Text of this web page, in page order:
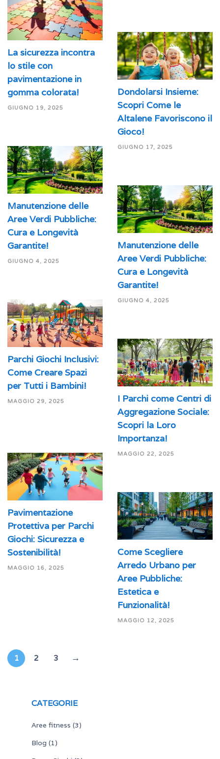
La sicurezza incontra
lo stile con
pavimentazione in
gomma colorata!
GIUGNO 19, 2025
Dondolarsi Insieme:
Scopri Come le
Altalene Favoriscono il
Gioco!
GIUGNO 17, 2025
Manutenzione delle
Aree Verdi Pubbliche:
Cura e Longevità
Garantite!
GIUGNO 4, 2025
Manutenzione delle
Aree Verdi Pubbliche:
Cura e Longevità
Garantite!
GIUGNO 4, 2025
Parchi Giochi Inclusivi:
Come Creare Spazi
per Tutti i Bambini!
MAGGIO 29, 2025
I Parchi come Centri di
Aggregazione Sociale:
Scopri la Loro
Importanza!
MAGGIO 22, 2025
Pavimentazione
Protettiva per Parchi
Giochi: Sicurezza e
Sostenibilità!
MAGGIO 16, 2025
Come Scegliere
Arredo Urbano per
Aree Pubbliche:
Estetica e
Funzionalità!
MAGGIO 12, 2025
1 2 3 →
CATEGORIE
Aree fitness (3)
Blog (1)